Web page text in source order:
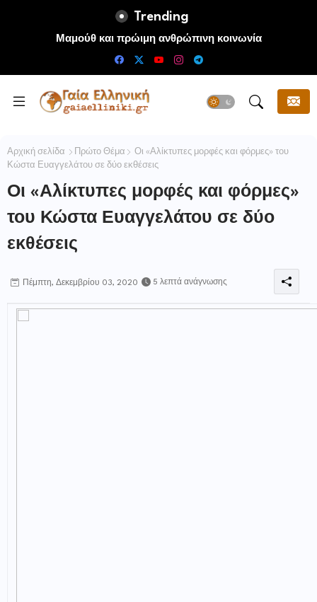
Trending
Μαμούθ και πρώιμη ανθρώπινη κοινωνία
Αρχική σελίδα Πρώτο Θέμα
Οι «Αλίκτυπες μορφές και φόρμες» του
Κώστα Ευαγγελάτου σε δύο εκθέσεις
Οι «Αλίκτυπες μορφές και φόρμες»
του Κώστα Ευαγγελάτου σε δύο
εκθέσεις
Πέμπτη, Δεκεμβρίου 03, 2020 5 λεπτά ανάγνωσης